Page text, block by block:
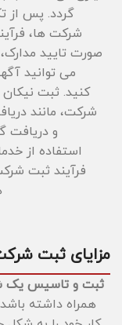
گردد. پس از
شرکت ‌ها،
صورت تایید
می ‌توانید
کنید. ثبت
شرکت، مانند
و دریافت
استفاده از
فرآیند ثبت
مزایای ثبت
ثبت و تاسیس یک
همراه داشته